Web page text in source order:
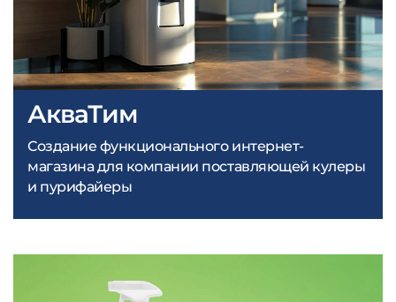
АкваТим
Создание функционального интернет-
магазина для компании поставляющей кулеры
и пурифайеры